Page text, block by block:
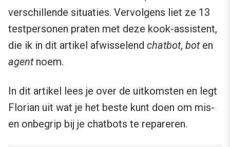
verschillende situaties. Vervolgens liet ze 13
testpersonen praten met deze kook-assistent,
die ik in dit artikel afwisselend chatbot, boten
agentnoem.
In dit artikel lees je over de uitkomsten en legt
Florian uit wat je het beste kunt doen om mis-
en onbegrip bij je chatbots te repareren.